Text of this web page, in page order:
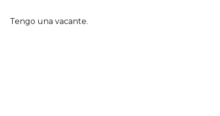
Tengo una vacante.